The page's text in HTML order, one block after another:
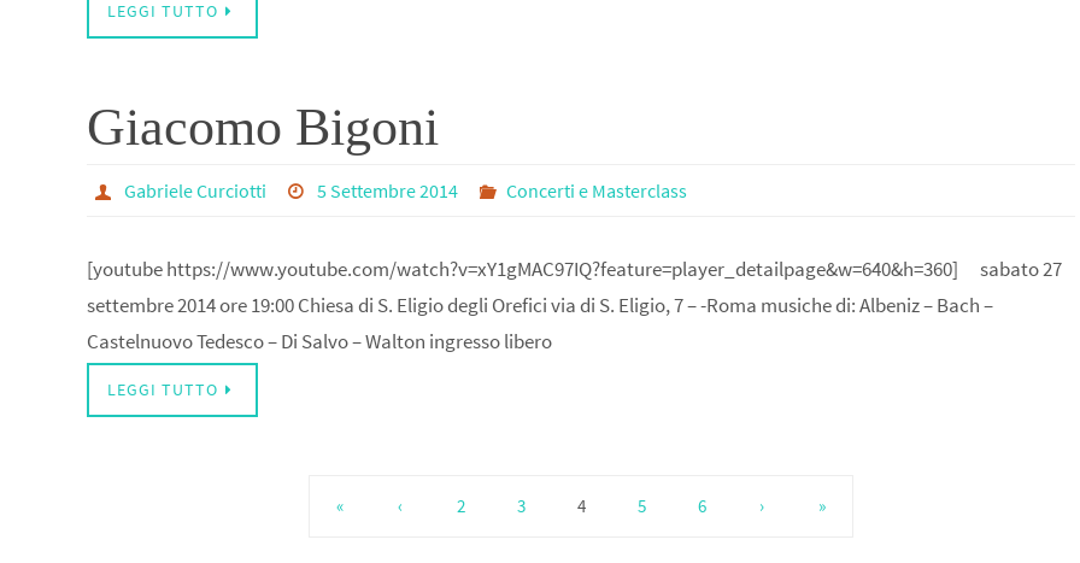
LEGGI TUTTO
Giacomo Bigoni
Gabriele Curciotti 5 Settembre 2014 Concerti e Masterclass
[youtube https://www.youtube.com/watch?v=xY1gMAC97IQ?feature=player_detailpage&w=640&h=360] sabato 27
settembre 2014 ore 19:00 Chiesa di S. Eligio degli Orefici via di S. Eligio, 7 – -Roma musiche di: Albeniz – Bach –
Castelnuovo Tedesco – Di Salvo – Walton ingresso libero
LEGGI TUTTO
« ‹ 2 3 4 5 6 › »